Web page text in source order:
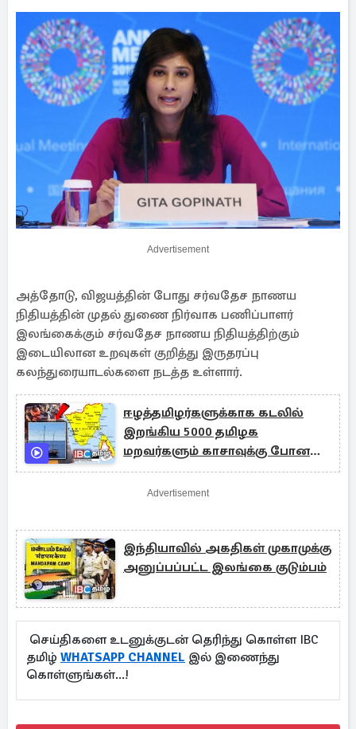
Advertisement
அத்தோடு, விஜயத்தின் போது சர்வதேச நாணய
நிதியத்தின் முதல் துணை நிர்வாக பணிப்பாளர்
இலங்கைக்கும் சர்வதேச நாணய நிதியத்திற்கும்
இடையிலான உறவுகள் குறித்து இருதரப்பு
கலந்துரையாடல்களை நடத்த உள்ளார்.
ஈழத்தமிழர்களுக்காக கடலில்
இறங்கிய 5000 தமிழக
மறவர்களும் காசாவுக்கு போன
கப்பலை கடத்திய இஸ்ரேலும்..!
Advertisement
இந்தியாவில் அகதிகள் முகாமுக்கு
அனுப்பப்பட்ட இலங்கை குடும்பம்
செய்திகளை உடனுக்குடன் தெரிந்து கொள்ள IBC
தமிழ் WHATSAPP CHANNEL இல் இணைந்து
கொள்ளுங்கள்...!